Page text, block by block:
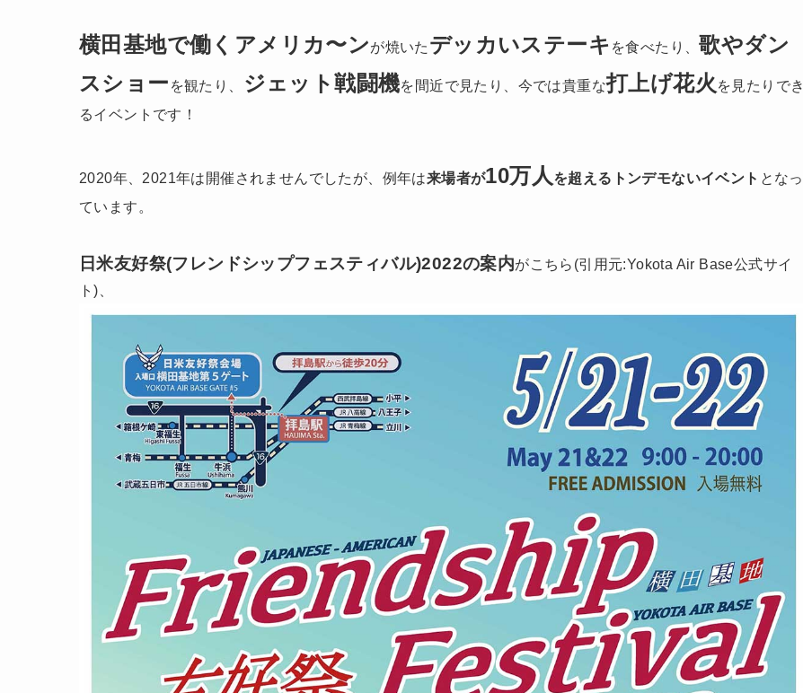
横田基地で働くアメリカ〜ンが焼いた デッカいステーキ を食べたり、歌やダン
スショー を観たり、 ジェット戦闘機を間近で見たり、今では貴重な打上げ花火 を見たりでき
るイベントです！
2020年、2021年は開催されませんでしたが、例年は来場者が10万人 を超えるトンデモないイベント となっ
ています。
日米友好祭(フレンドシップフェスティバル)2022の案内がこちら(引用元:Yokota Air Base公式サイ
ト)、